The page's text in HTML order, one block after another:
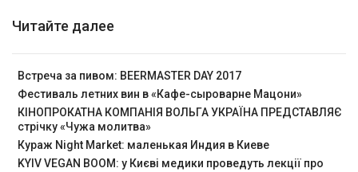
Читайте далее
Встреча за пивом: BEERMASTER DAY 2017
Фестиваль летних вин в «Кафе-сыроварне Мацони»
КІНОПРОКАТНА КОМПАНІЯ ВОЛЬГА УКРАЇНА ПРЕДСТАВЛЯЄ
стрічку «Чужа молитва»
Кураж Night Market: маленькая Индия в Киеве
KYIV VEGAN BOOM: у Києві медики проведуть лекції про